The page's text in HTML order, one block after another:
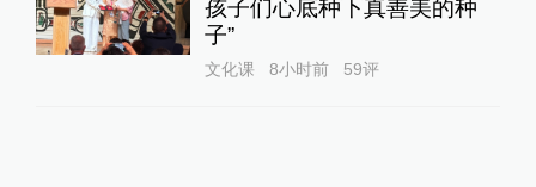
孩子们心底种下真善美的种
子”
文化课 8小时前 59评